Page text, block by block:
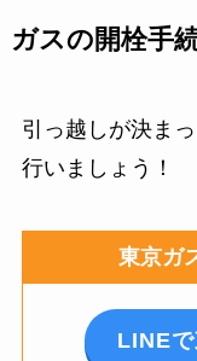
ガスの開栓手
引っ越しが決ま
行いましょう！
東京ガ
LINE